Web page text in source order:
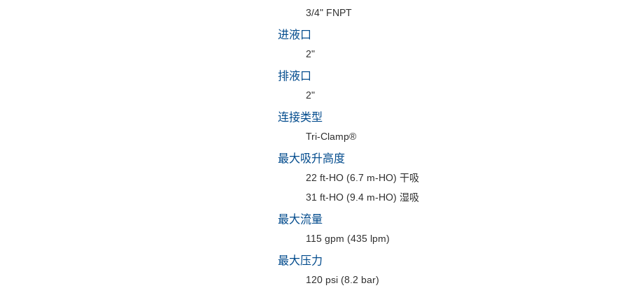
3/4" FNPT
进液口
2"
排液口
2"
连接类型
Tri-Clamp®
最大吸升高度
22 ft-HO (6.7 m-HO) 干吸
31 ft-HO (9.4 m-HO) 湿吸
最大流量
115 gpm (435 lpm)
最大压力
120 psi (8.2 bar)